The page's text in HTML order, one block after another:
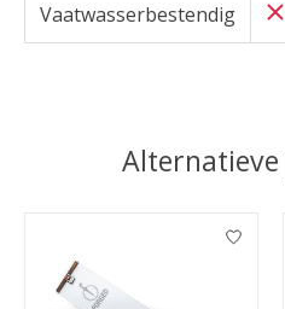
Vaatwasserbestendig
Items van productcarrousel